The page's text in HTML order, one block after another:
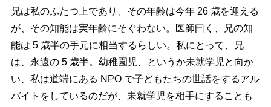
兄は私のふたつ上であり、その年齢は今年 26 歳を迎える
が、その知能は実年齢にそぐわない。医師曰く、兄の知
能は 5 歳半の手元に相当するらしい。私にとって、兄
は、永遠の 5 歳半。幼稚園児、というか未就学児と向か
い、私は道端にある NPO で子どもたちの世話をするアル
バイトをしているのだが、未就学児を相手にすることも